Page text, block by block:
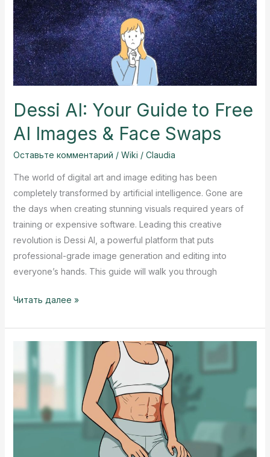
Dessi AI: Your Guide to Free
AI Images & Face Swaps
Оставьте комментарий / Wiki / Claudia
The world of digital art and image editing has been
completely transformed by artificial intelligence. Gone are
the days when creating stunning visuals required years of
training or expensive software. Leading this creative
revolution is Dessi AI, a powerful platform that puts
professional-grade image generation and editing into
everyone’s hands. This guide will walk you through
Dessi
Your
Images
&
Читать далее »